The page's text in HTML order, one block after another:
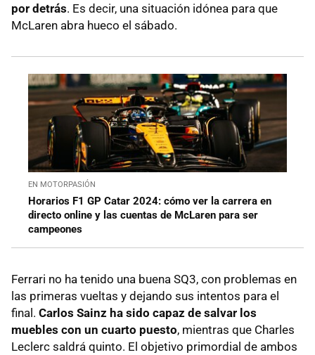
por detrás. Es decir, una situación idónea para que
McLaren abra hueco el sábado.
EN MOTORPASIÓN
Horarios F1 GP Catar 2024: cómo ver la carrera en
directo online y las cuentas de McLaren para ser
campeones
Ferrari no ha tenido una buena SQ3, con problemas en
las primeras vueltas y dejando sus intentos para el
final. Carlos Sainz ha sido capaz de salvar los
muebles con un cuarto puesto, mientras que Charles
Leclerc saldrá quinto. El objetivo primordial de ambos